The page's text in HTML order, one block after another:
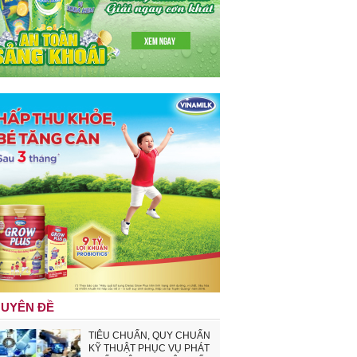
ĐỀ
TIÊU CHUẨN, QUY CHUẨN
KỸ THUẬT PHỤC VỤ PHÁT